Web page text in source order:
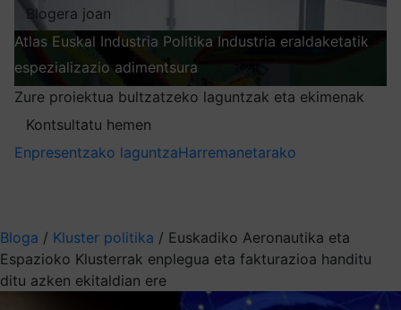
Blogera joan
Atlas Euskal Industria Politika Industria eraldaketatik
espezializazio adimentsura
Zure proiektua bultzatzeko laguntzak eta ekimenak
Kontsultatu hemen
Enpresentzako laguntzaHarremanetarako
Bloga / Kluster politika / Euskadiko Aeronautika eta
Espazioko Klusterrak enplegua eta fakturazioa handitu
ditu azken ekitaldian ere